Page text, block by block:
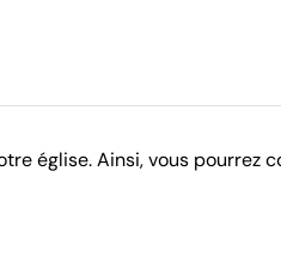
église. Ainsi, vous pourrez